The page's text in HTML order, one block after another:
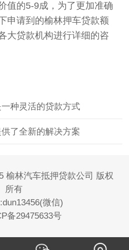
值的5-9成，为了更加准确
申请到的榆林押车贷款额
大贷款机构进行详细的咨
种灵活的贷款方式
了全新的解决方案
榆林汽车抵押贷款公司 版权
所有
微信)
备29475633号